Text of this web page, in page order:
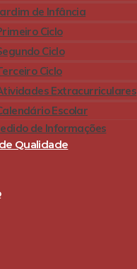
de Infância
Ciclo
Ciclo
Ciclo
Extracurriculares
Escolar
de Informações
Qualidade